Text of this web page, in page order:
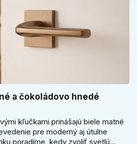
a čokoládovo hnedé
kľučkami prinášajú biele matné
pre moderný aj útulne
poradíme, kedy zvoliť svetlú